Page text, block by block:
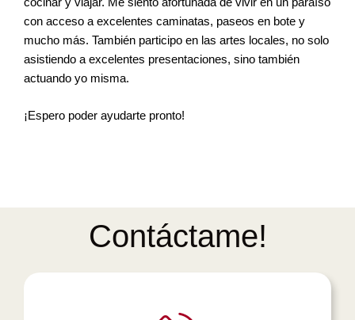
con acceso a excelentes caminatas, paseos en bote y
mucho más. También participo en las artes locales, no solo
asistiendo a excelentes presentaciones, sino también
actuando yo misma.
¡Espero poder ayudarte pronto!
Contáctame!